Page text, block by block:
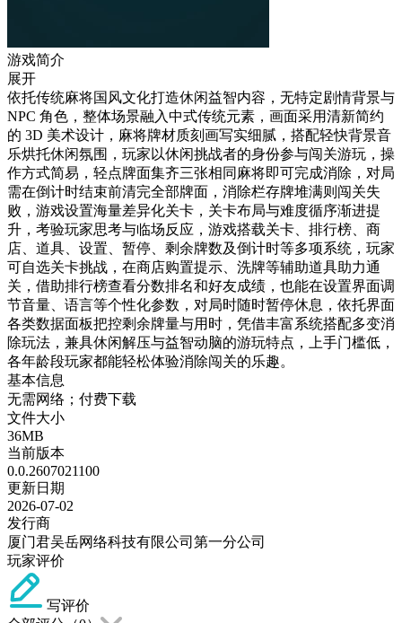
游戏简介
展开
依托传统麻将国风文化打造休闲益智内容，无特定剧情背景与
NPC 角色，整体场景融入中式传统元素，画面采用清新简约
的 3D 美术设计，麻将牌材质刻画写实细腻，搭配轻快背景音
乐烘托休闲氛围，玩家以休闲挑战者的身份参与闯关游玩，操
作方式简易，轻点牌面集齐三张相同麻将即可完成消除，对局
需在倒计时结束前清完全部牌面，消除栏存牌堆满则闯关失
败，游戏设置海量差异化关卡，关卡布局与难度循序渐进提
升，考验玩家思考与临场反应，游戏搭载关卡、排行榜、商
店、道具、设置、暂停、剩余牌数及倒计时等多项系统，玩家
可自选关卡挑战，在商店购置提示、洗牌等辅助道具助力通
关，借助排行榜查看分数排名和好友成绩，也能在设置界面调
节音量、语言等个性化参数，对局时随时暂停休息，依托界面
各类数据面板把控剩余牌量与用时，凭借丰富系统搭配多变消
除玩法，兼具休闲解压与益智动脑的游玩特点，上手门槛低，
各年龄段玩家都能轻松体验消除闯关的乐趣。
基本信息
无需网络；付费下载
文件大小
36MB
当前版本
0.0.2607021100
更新日期
2026-07-02
发行商
厦门君吴岳网络科技有限公司第一分公司
玩家评价
写评价